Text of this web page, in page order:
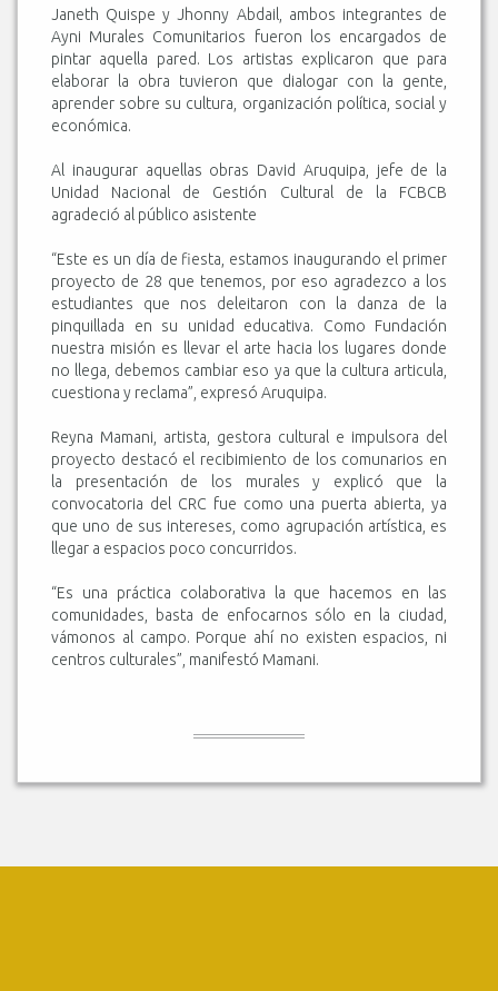
Janeth Quispe y Jhonny Abdail, ambos integrantes de
Ayni Murales Comunitarios fueron los encargados de
pintar aquella pared. Los artistas explicaron que para
elaborar la obra tuvieron que dialogar con la gente,
aprender sobre su cultura, organización política, social y
económica.
Al inaugurar aquellas obras David Aruquipa, jefe de la
Unidad Nacional de Gestión Cultural de la FCBCB
agradeció al público asistente
“Este es un día de fiesta, estamos inaugurando el primer
proyecto de 28 que tenemos, por eso agradezco a los
estudiantes que nos deleitaron con la danza de la
pinquillada en su unidad educativa. Como Fundación
nuestra misión es llevar el arte hacia los lugares donde
no llega, debemos cambiar eso ya que la cultura articula,
cuestiona y reclama”, expresó Aruquipa.
Reyna Mamani, artista, gestora cultural e impulsora del
proyecto destacó el recibimiento de los comunarios en
la presentación de los murales y explicó que la
convocatoria del CRC fue como una puerta abierta, ya
que uno de sus intereses, como agrupación artística, es
llegar a espacios poco concurridos.
“Es una práctica colaborativa la que hacemos en las
comunidades, basta de enfocarnos sólo en la ciudad,
vámonos al campo. Porque ahí no existen espacios, ni
centros culturales”, manifestó Mamani.